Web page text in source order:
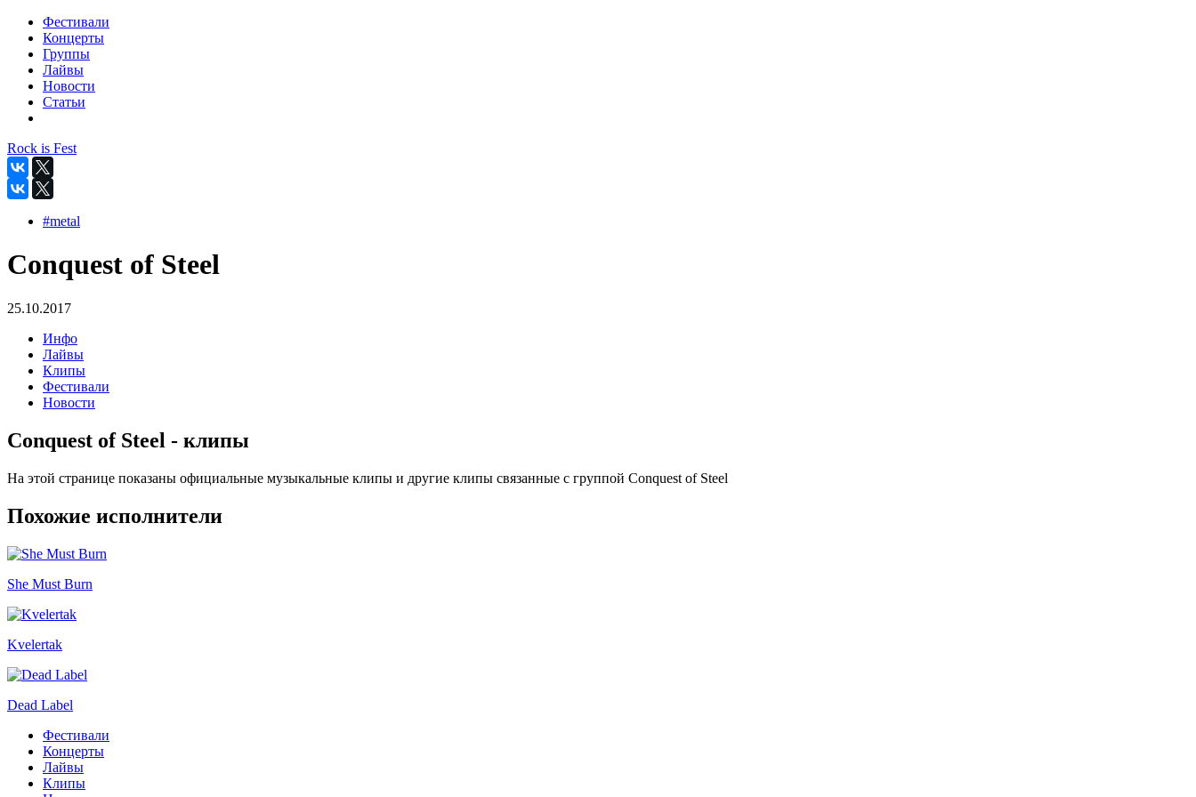
Фестивали
Концерты
Группы
Лайвы
Новости
Статьи
Rock is Fest
#metal
Conquest of Steel
25.10.2017
Инфо
Лайвы
Клипы
Фестивали
Новости
Conquest of Steel - клипы
На этой странице показаны официальные музыкальные клипы и другие клипы связанные с группой Conquest of Steel
Похожие исполнители
She Must Burn
Kvelertak
Dead Label
Фестивали
Концерты
Лайвы
Клипы